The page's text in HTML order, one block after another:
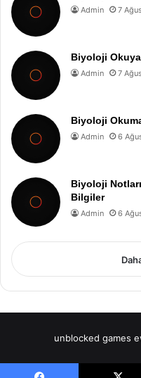
Admin 7
Biyoloji
Admin 7
Biyoloji
Admin 6
Biyoloji
Bilgiler
Admin 6
unblocked games